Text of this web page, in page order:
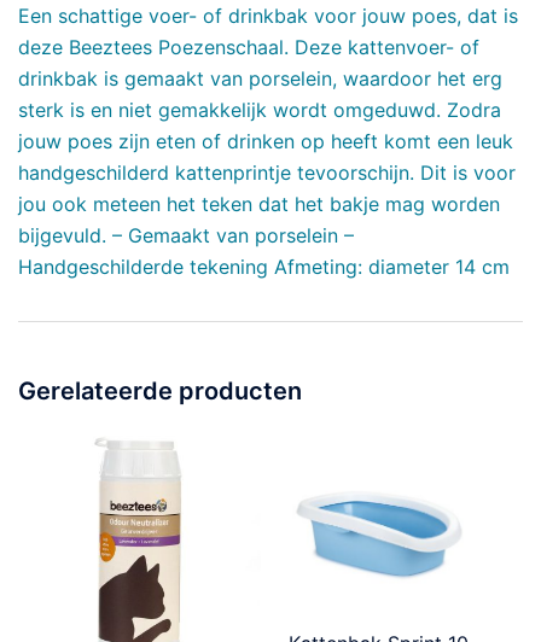
Een schattige voer- of drinkbak voor jouw poes, dat is
deze Beeztees Poezenschaal. Deze kattenvoer- of
drinkbak is gemaakt van porselein, waardoor het erg
sterk is en niet gemakkelijk wordt omgeduwd. Zodra
jouw poes zijn eten of drinken op heeft komt een leuk
handgeschilderd kattenprintje tevoorschijn. Dit is voor
jou ook meteen het teken dat het bakje mag worden
bijgevuld. – Gemaakt van porselein –
Handgeschilderde tekening Afmeting: diameter 14 cm
Gerelateerde producten